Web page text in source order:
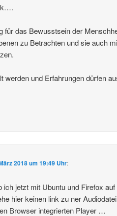
für das Bewusstsein der
zu Betrachten und sie auch
werden und Erfahrungen dürfen
2018 um 19:49 Uhr:
ich jetzt mit Ubuntu und Firefox
hier keinen link zu ner
Browser integrierten Player …